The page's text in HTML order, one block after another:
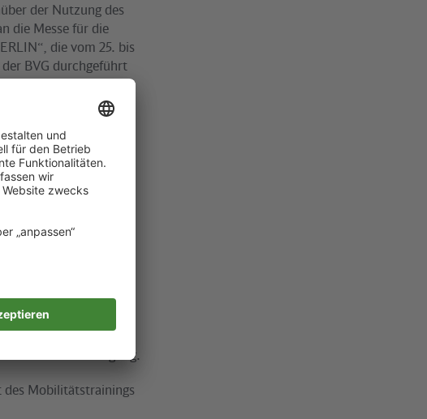
der Nutzung des
die Messe für die
die vom 25. bis
BVG durchgeführt
der
alle Fragen
stellen, Hinweise
und ist durch
WC zur Verfügung.
Mobilitätstrainings